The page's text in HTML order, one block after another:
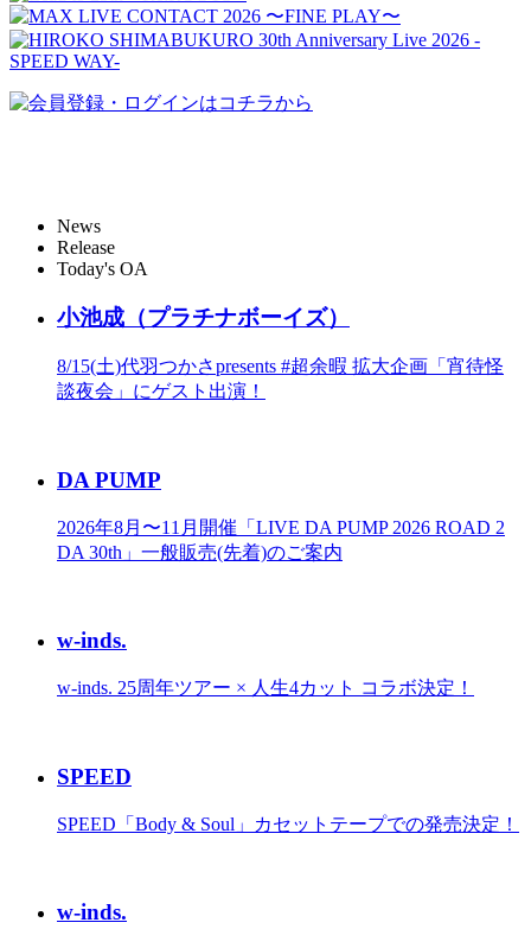
News
Release
Today's OA
小池成（プラチナボーイズ）
8/15(土)代羽つかさpresents #超余暇 拡大企画「宵待怪
談夜会」にゲスト出演！
DA PUMP
2026年8月〜11月開催「LIVE DA PUMP 2026 ROAD 2
DA 30th」一般販売(先着)のご案内
w-inds.
w-inds. 25周年ツアー × 人生4カット コラボ決定！
SPEED
SPEED「Body & Soul」カセットテープでの発売決定！
w-inds.